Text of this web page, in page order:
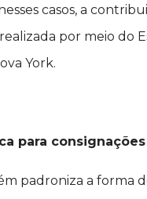
casos, a
por meio do
York.
para consignações
padroniza a forma